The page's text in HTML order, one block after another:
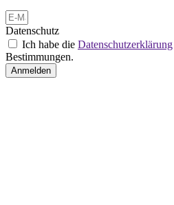
Datenschutz
Ich habe die Datenschutzerklärung
Bestimmungen.
Anmelden